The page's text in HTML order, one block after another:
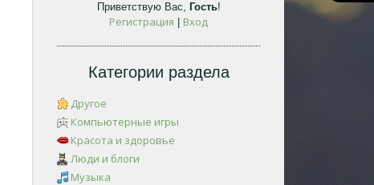
Приветствую Вас, Гость!
Регистрация Вход
Категории раздела
Другое
Компьютерные игры
Красота и здоровье
Люди и блоги
Музыка